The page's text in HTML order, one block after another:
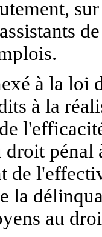
à la loi
à la
droit pénal
de
la
au